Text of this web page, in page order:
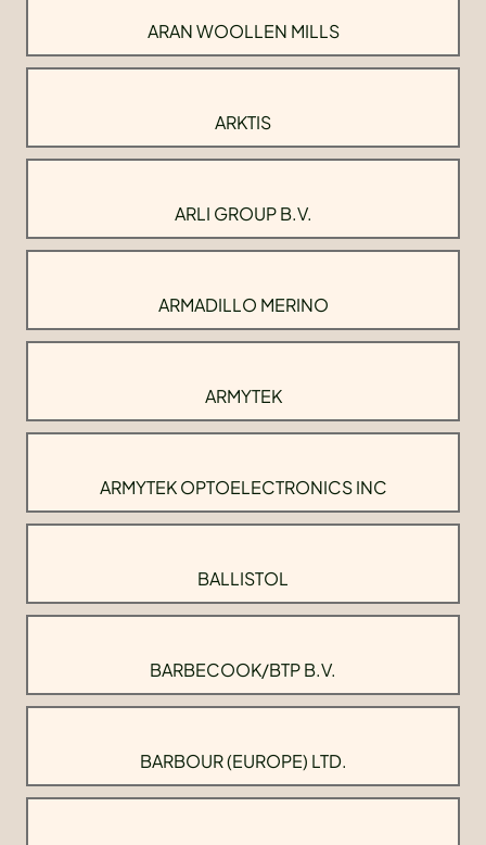
ARAN WOOLLEN MILLS
ARKTIS
ARLI GROUP B.V.
ARMADILLO MERINO
ARMYTEK
ARMYTEK OPTOELECTRONICS INC
BALLISTOL
BARBECOOK/BTP B.V.
BARBOUR (EUROPE) LTD.